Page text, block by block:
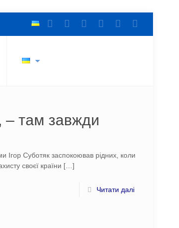
– там завжди
Суботяк заспокоював рідних, коли
своєї країни […]
Читати далі